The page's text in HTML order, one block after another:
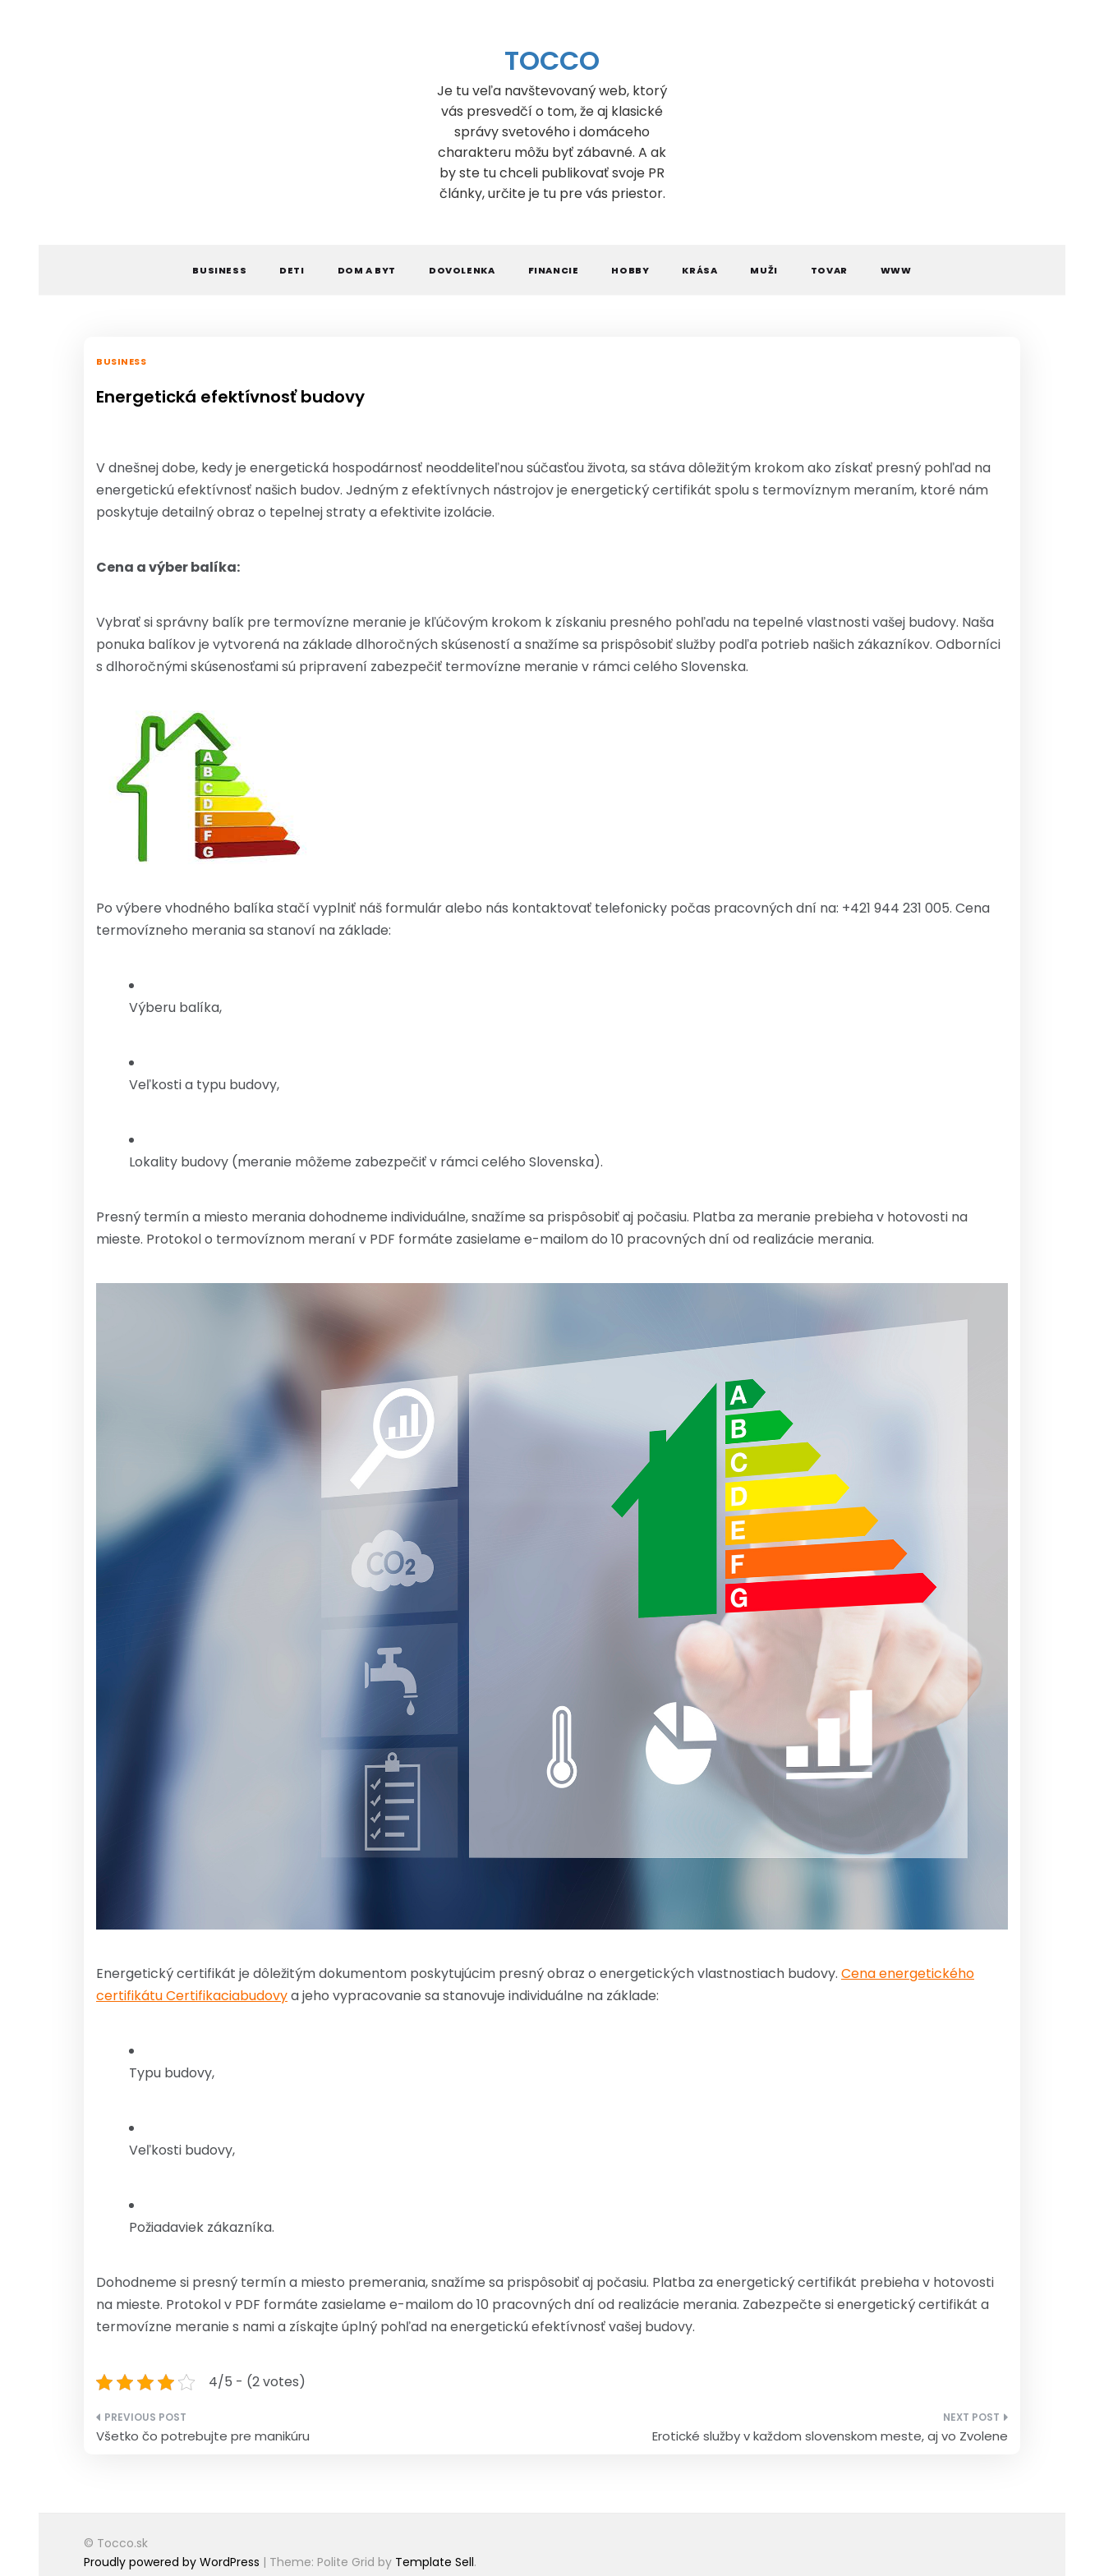
TOCCO
Je tu veľa navštevovaný web, ktorý
vás presvedčí o tom, že aj klasické
správy svetového i domáceho
charakteru môžu byť zábavné. A ak
by ste tu chceli publikovať svoje PR
články, určite je tu pre vás priestor.
BUSINESS DETI DOM A BYT DOVOLENKA FINANCIE HOBBY KRÁSA MUŽI TOVAR WWW
BUSINESS
Energetická efektívnosť budovy
V dnešnej dobe, kedy je energetická hospodárnosť neoddeliteľnou súčasťou života, sa stáva dôležitým krokom ako získať presný pohľad na
energetickú efektívnosť našich budov. Jedným z efektívnych nástrojov je energetický certifikát spolu s termovíznym meraním, ktoré nám
poskytuje detailný obraz o tepelnej straty a efektivite izolácie.
Cena a výber balíka:
Vybrať si správny balík pre termovízne meranie je kľúčovým krokom k získaniu presného pohľadu na tepelné vlastnosti vašej budovy. Naša
ponuka balíkov je vytvorená na základe dlhoročných skúseností a snažíme sa prispôsobiť služby podľa potrieb našich zákazníkov. Odborníci
s dlhoročnými skúsenosťami sú pripravení zabezpečiť termovízne meranie v rámci celého Slovenska.
Po výbere vhodného balíka stačí vyplniť náš formulár alebo nás kontaktovať telefonicky počas pracovných dní na: +421 944 231 005. Cena
termovízneho merania sa stanoví na základe:
Výberu balíka,
Veľkosti a typu budovy,
Lokality budovy (meranie môžeme zabezpečiť v rámci celého Slovenska).
Presný termín a miesto merania dohodneme individuálne, snažíme sa prispôsobiť aj počasiu. Platba za meranie prebieha v hotovosti na
mieste. Protokol o termovíznom meraní v PDF formáte zasielame e-mailom do 10 pracovných dní od realizácie merania.
Energetický certifikát je dôležitým dokumentom poskytujúcim presný obraz o energetických vlastnostiach budovy. Cena energetického
certifikátu Certifikaciabudovya jeho vypracovanie sa stanovuje individuálne na základe:
Typu budovy,
Veľkosti budovy,
Požiadaviek zákazníka.
Dohodneme si presný termín a miesto premerania, snažíme sa prispôsobiť aj počasiu. Platba za energetický certifikát prebieha v hotovosti
na mieste. Protokol v PDF formáte zasielame e-mailom do 10 pracovných dní od realizácie merania. Zabezpečte si energetický certifikát a
termovízne meranie s nami a získajte úplný pohľad na energetickú efektívnosť vašej budovy.
4/5 - (2 votes)
Navigace
Všetko čo potrebujte pre manikúru Erotické služby v každom slovenskom meste, aj vo Zvolene
© Tocco.sk
Proudly powered by WordPress | Theme: Polite Grid by Template Sell.